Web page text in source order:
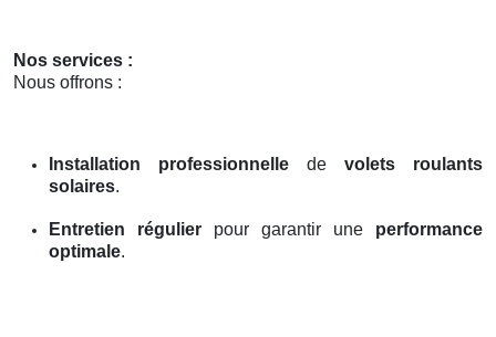
Nos services :
Nous offrons :
Installation professionnelle de volets roulants
solaires.
Entretien régulier pour garantir une performance
optimale.